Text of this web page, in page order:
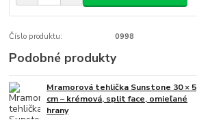
Číslo produktu: 0998
Podobné produkty
Mramorová tehlička Sunstone 30 × 5
cm – krémová, split face, omieľané
hrany